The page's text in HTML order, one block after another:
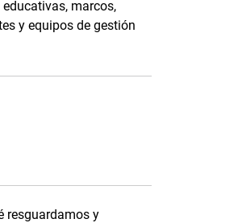
marcos,
y equipos de gestión
resguardamos y